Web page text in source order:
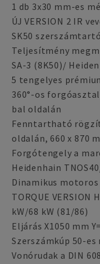
1 db 3x30 mm-es
ÚJ VERSION 2 IR
SK50
Teljesítmény
SA-3 (8K50)/
5 tengelyes
360°-os
bal oldalán
Fenntartható
oldalán, 660 x 870
Forgótengely a
Heidenhain
Dinamikus
TORQUE VERSION
kW/68 kW (81/86)
Eljárás X1050 mm
Szerszámkúp 50-
Vonórudak a DIN